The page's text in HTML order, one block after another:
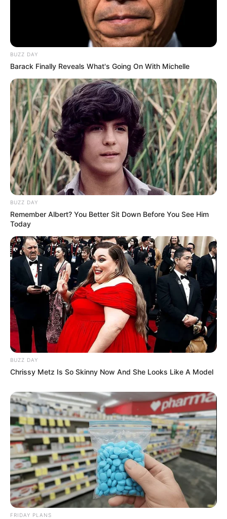
BUZZ DAY
Barack Finally Reveals What's Going On With Michelle
BUZZ DAY
Remember Albert? You Better Sit Down Before You See Him
Today
BUZZ DAY
Chrissy Metz Is So Skinny Now And She Looks Like A Model
FRIDAY PLANS